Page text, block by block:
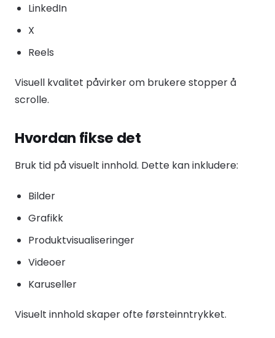
LinkedIn
X
Reels
Visuell kvalitet påvirker om brukere stopper å
scrolle.
Hvordan fikse det
Bruk tid på visuelt innhold. Dette kan inkludere:
Bilder
Grafikk
Produktvisualiseringer
Videoer
Karuseller
Visuelt innhold skaper ofte førsteinntrykket.